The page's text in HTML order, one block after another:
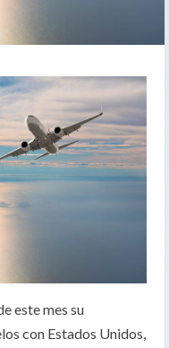
este mes su
con Estados Unidos,